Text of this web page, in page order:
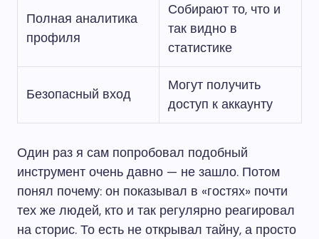
Полная аналитика
профиля
Собирают то, что и
так видно в
статистике
Безопасный вход
Могут получить
доступ к аккаунту
Один раз я сам попробовал подобный
инструмент очень давно — не зашло. Потом
понял почему: он показывал в «гостях» почти
тех же людей, кто и так регулярно реагировал
на сторис. То есть не открывал тайну, а просто